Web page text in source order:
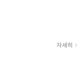
자세히